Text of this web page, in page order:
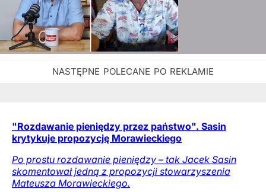
"Rozdawanie pieniędzy przez państwo". Sasin
krytykuje propozycję Morawieckiego
Po prostu rozdawanie pieniędzy – tak Jacek Sasin
skomentował jedną z propozycji stowarzyszenia
Mateusza Morawieckiego.